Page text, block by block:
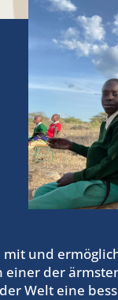
mit und
einer der
Welt eine